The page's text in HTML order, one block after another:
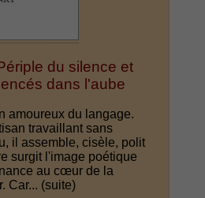
du silence et
dans l'aube
amoureux du langage.
travaillant sans
il assemble, cisèle, polit
surgit l'image poétique
au cœur de la
Car... (suite)